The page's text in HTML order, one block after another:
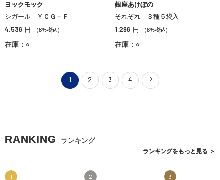
ヨックモック
シガール ＹＣＧ－Ｆ
4,536 円 （8%税込）
在庫：○
銀座あけぼの
それぞれ ３種５袋入
1,296 円 （8%税込）
在庫：○
1 2 3 4
RANKING ランキング
ランキングをもっと見る ＞
1 2 3